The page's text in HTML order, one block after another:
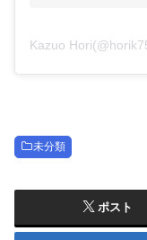
Kazuo
未分類
ポスト